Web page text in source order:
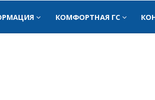
КОМФОРТНАЯ ГС